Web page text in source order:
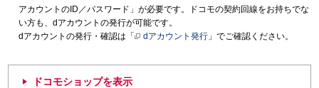
アカウントのID／パスワード」が必要です。ドコモの契約回線をお持ちでな
い方も、dアカウントの発行が可能です。
dアカウントの発行・確認は「
dアカウント発行 」でご確認ください。
ドコモショップを表示